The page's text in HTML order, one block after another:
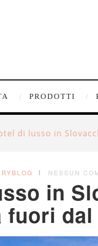
PRODOTTI
di lusso in
NESSUN
in
fuori